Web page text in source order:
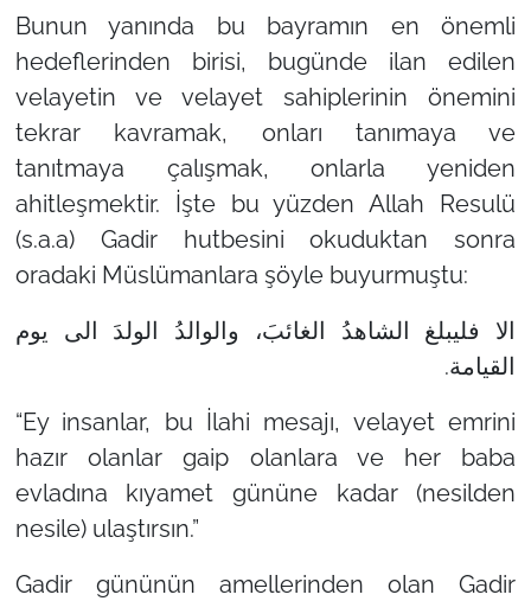
Bunun yanında bu bayramın en önemli
hedeflerinden birisi, bugünde ilan edilen
velayetin ve velayet sahiplerinin önemini
tekrar kavramak, onları tanımaya ve
tanıtmaya çalışmak, onlarla yeniden
ahitleşmektir. İşte bu yüzden Allah Resulü
(s.a.a) Gadir hutbesini okuduktan sonra
oradaki Müslümanlara şöyle buyurmuştu:
الا فليبلغ الشاهدُ الغائبَ، والوالدُ الولدَ الى يوم
القيامة.
“Ey insanlar, bu İlahi mesajı, velayet emrini
hazır olanlar gaip olanlara ve her baba
evladına kıyamet gününe kadar (nesilden
nesile) ulaştırsın.”
Gadir gününün amellerinden olan Gadir